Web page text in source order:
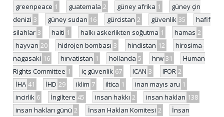
greenpeace 1 guatemala 2 güney afrika 1
güney çin
denizi 3 güney sudan 16 gürcistan 2 güvenlik 35
hafif
silahlar 3 haiti 1 halkı askerlikten soğutma 1 hamas 2
hayvan 20 hidrojen bombası 3 hindistan 12
hirosima-
nagasaki 16 hırvatistan 1 hollanda 5 hrw 31
Human
Rights Committee 1 iç güvenlik 67 ICAN 3 IFOR 2
İHA 41 İHD 29 iklim 7 iltica 1 inan mayıs aru 1
incirlik 6 İngiltere 45 insan hakkı 2 insan hakları 138
insan hakları günü 2 İnsan Hakları Komitesi 2
İnsan